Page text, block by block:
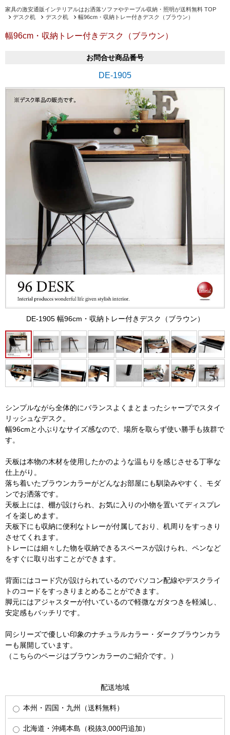
家具の激安通販インテリアルはお洒落ソファやテーブル収納・照明が送料無料 TOP
デスク机
デスク机 幅96cm・収納トレー付きデスク（ブラウン）
幅96cm・収納トレー付きデスク（ブラウン）
お問合せ商品番号
DE-1905
DE-1905 幅96cm・収納トレー付きデスク（ブラウン）
シンプルながら全体的にバランスよくまとまったシャープでスタイ
リッシュなデスク。
幅96cmと小ぶりなサイズ感なので、場所を取らず使い勝手も抜群で
す。
天板は本物の木材を使用したかのような温もりを感じさせる丁寧な
仕上がり。
落ち着いたブラウンカラーがどんなお部屋にも馴染みやすく、モダ
ンでお洒落です。
天板上には、棚が設けられ、お気に入りの小物を置いてディスプレ
イを楽しめます。
天板下にも収納に便利なトレーが付属しており、机周りをすっきり
させてくれます。
トレーには細々した物を収納できるスペースが設けられ、ペンなど
をすぐに取り出すことができます。
背面にはコード穴が設けられているのでパソコン配線やデスクライ
トのコードをすっきりまとめることができます。
脚元にはアジャスターが付いているので軽微なガタつきを軽減し、
安定感もバッチリです。
同シリーズで優しい印象のナチュラルカラー・ダークブラウンカラ
ーも展開しています。
（こちらのページはブラウンカラーのご紹介です。）
配送地域
本州・四国・九州（送料無料）
北海道・沖縄本島（税抜3,000円追加）